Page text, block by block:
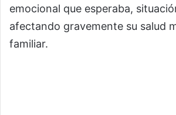
emocional que esperaba,
afectando gravemente su salud
familiar.